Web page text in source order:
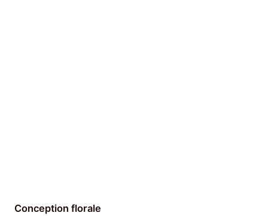
Conception florale